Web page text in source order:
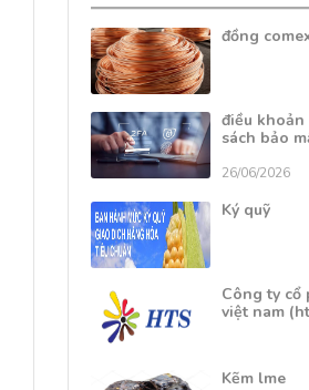
đồng
điều khoản
sách bảo
26/06/2026
Ký quỹ
Công ty cổ
việt nam
Kẽm lme